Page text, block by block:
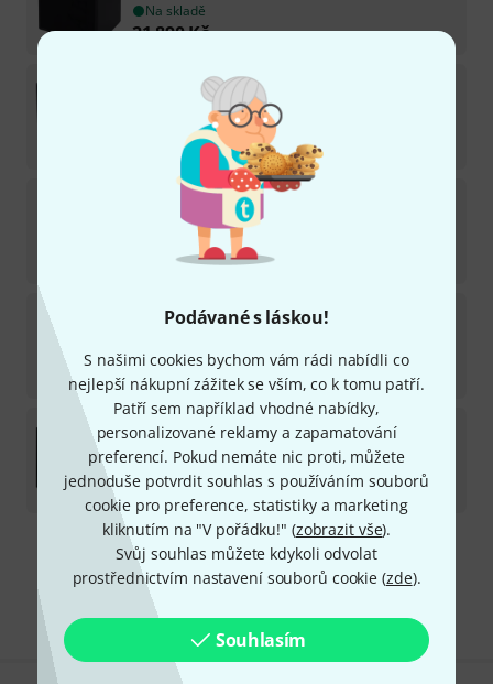
Podávané s láskou!
S našimi cookies bychom vám rádi nabídli co
nejlepší nákupní zážitek se vším, co k tomu patří.
Patří sem například vhodné nabídky,
personalizované reklamy a zapamatování
preferencí. Pokud nemáte nic proti, můžete
jednoduše potvrdit souhlas s používáním souborů
cookie pro preference, statistiky a marketing
kliknutím na "V pořádku!" (zobrazit vše).
Svůj souhlas můžete kdykoli odvolat
prostřednictvím nastavení souborů cookie (zde).
Souhlasím
Na skladě
21 890Kč
Domino 2.A
21
Na skladě
46 090Kč
Compact XL
14
Na skladě
43 890Kč
Colourizer 2 Pocket Tool
Na skladě
12 090Kč
AERLily One Acoustic Pickup
Na skladě
4 799Kč
Doprava zdarma nad 4 900 Kč
Všechny ceny včetně DPH